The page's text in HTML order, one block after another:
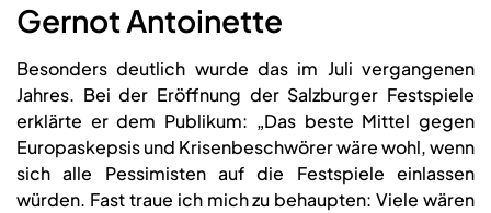
Gernot Antoinette
Besonders deutlich wurde das im Juli vergangenen
Jahres. Bei der Eröffnung der Salzburger Festspiele
erklärte er dem Publikum: „Das beste Mittel gegen
Europaskepsis und Krisenbeschwörer wäre wohl, wenn
sich alle Pessimisten auf die Festspiele einlassen
würden. Fast traue ich mich zu behaupten: Viele wären